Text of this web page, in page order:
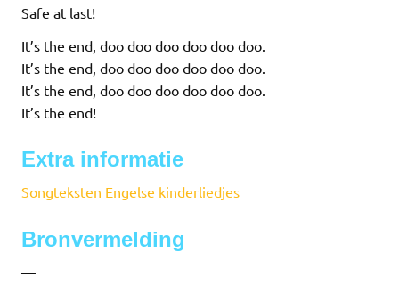
Safe at last!
It’s the end, doo doo doo doo doo doo.
It’s the end, doo doo doo doo doo doo.
It’s the end, doo doo doo doo doo doo.
It’s the end!
Extra informatie
Songteksten Engelse kinderliedjes
Bronvermelding
—